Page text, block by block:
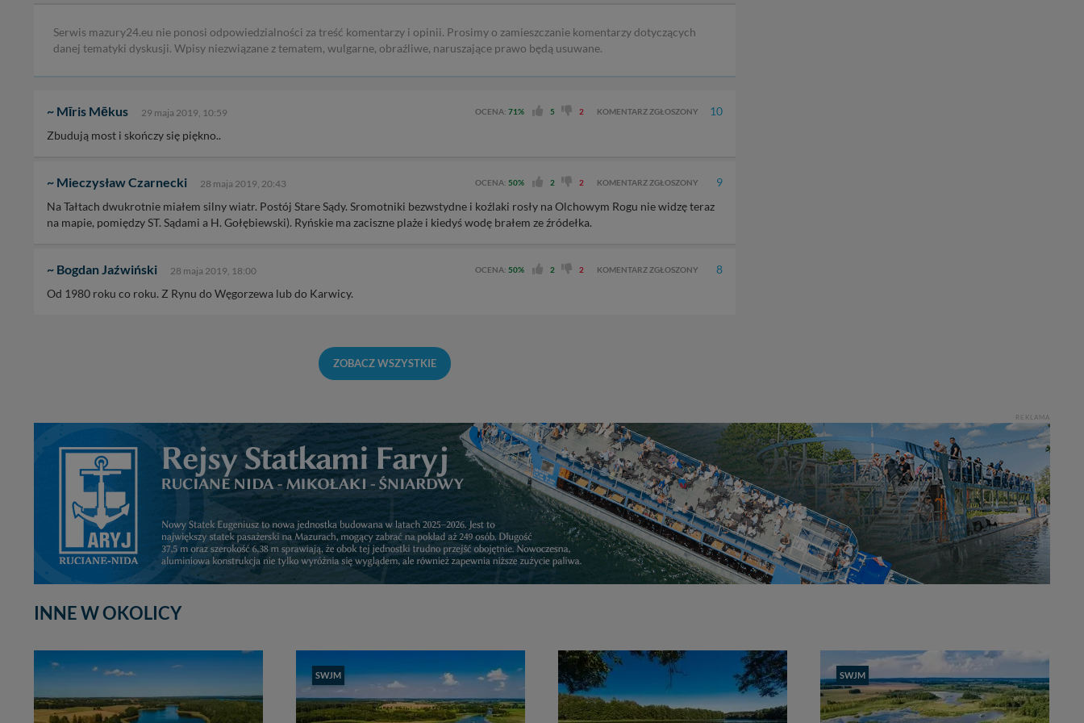
Serwis mazury24.eu nie ponosi odpowiedzialności za treść komentarzy i opinii. Prosimy o zamieszczanie komentarzy dotyczących
danej tematyki dyskusji. Wpisy niezwiązane z tematem, wulgarne, obraźliwe, naruszające prawo będą usuwane.
~ Mīris Mēkus 29 maja 2019, 10:59 OCENA: 71% 5 2 KOMENTARZ ZGŁOSZONY 10
Zbudują most i skończy się piękno..
~ Mieczysław Czarnecki 28 maja 2019, 20:43 OCENA: 50% 2 2 KOMENTARZ ZGŁOSZONY 9
Na Tałtach dwukrotnie miałem silny wiatr. Postój Stare Sądy. Sromotniki bezwstydne i koźlaki rosły na Olchowym Rogu nie widzę teraz
na mapie, pomiędzy ST. Sądami a H. Gołębiewski). Ryńskie ma zaciszne plaże i kiedyś wodę brałem ze źródełka.
~ Bogdan Jaźwiński 28 maja 2019, 18:00 OCENA: 50% 2 2 KOMENTARZ ZGŁOSZONY 8
Od 1980 roku co roku. Z Rynu do Węgorzewa lub do Karwicy.
ZOBACZ WSZYSTKIE
REKLAMA
INNE W OKOLICY
SWJM SWJM